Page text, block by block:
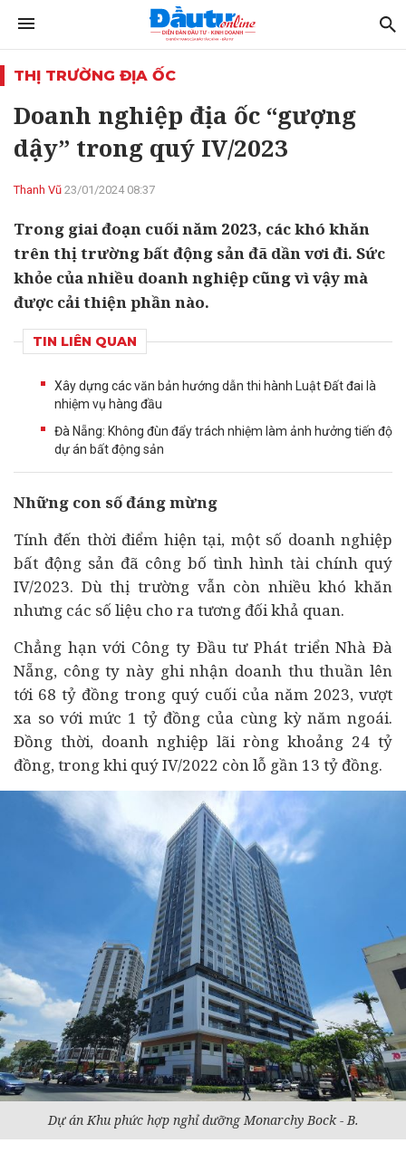
THỊ TRƯỜNG ĐỊA ỐC
Doanh nghiệp địa ốc “gượng
dậy” trong quý IV/2023
Thanh Vũ 23/01/2024 08:37
Trong giai đoạn cuối năm 2023, các khó khăn
trên thị trường bất động sản đã dần vơi đi. Sức
khỏe của nhiều doanh nghiệp cũng vì vậy mà
được cải thiện phần nào.
TIN LIÊN QUAN
Xây dựng các văn bản hướng dẫn thi hành Luật Đất đai là
nhiệm vụ hàng đầu
Đà Nẵng: Không đùn đẩy trách nhiệm làm ảnh hưởng tiến độ
dự án bất động sản
Những con số đáng mừng
Tính đến thời điểm hiện tại, một số doanh nghiệp
bất động sản đã công bố tình hình tài chính quý
IV/2023. Dù thị trường vẫn còn nhiều khó khăn
nhưng các số liệu cho ra tương đối khả quan.
Chẳng hạn với Công ty Đầu tư Phát triển Nhà Đà
Nẵng, công ty này ghi nhận doanh thu thuần lên
tới 68 tỷ đồng trong quý cuối của năm 2023, vượt
xa so với mức 1 tỷ đồng của cùng kỳ năm ngoái.
Đồng thời, doanh nghiệp lãi ròng khoảng 24 tỷ
đồng, trong khi quý IV/2022 còn lỗ gần 13 tỷ đồng.
Dự ánKhu phức hợp nghỉ dưỡng Monarchy Bock - B.